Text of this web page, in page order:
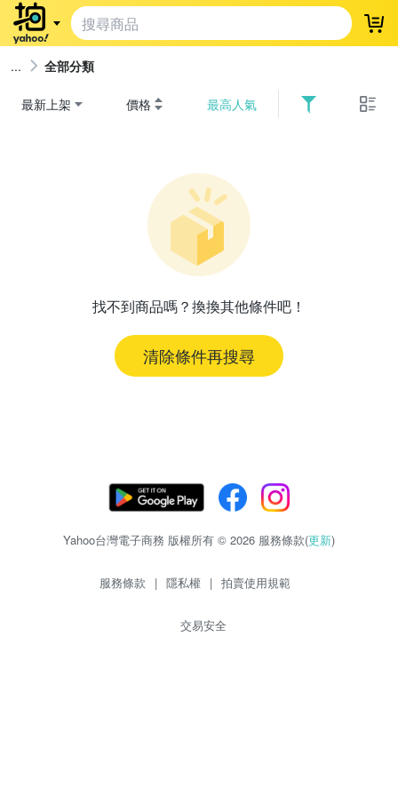
登
全部分類
最新上架 價格 最高人氣
找不到商品嗎？換換其他條件吧！
清除條件再搜尋
Yahoo台灣電子商務 版權所有 © 2026 服務條款(更新)
服務條款 | 隱私權 | 拍賣使用規範
交易安全